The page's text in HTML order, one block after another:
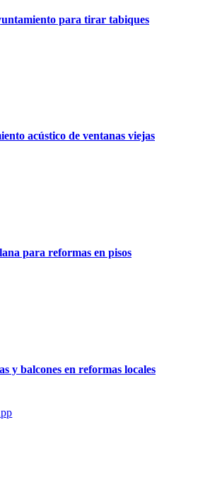
para tirar tabiques
acústico de ventanas viejas
para reformas en pisos
y balcones en reformas locales